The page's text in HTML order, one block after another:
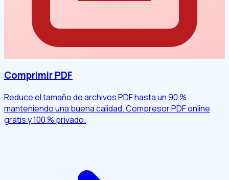
Comprimir PDF
Reduce el tamaño de archivos PDF hasta un 90 %
manteniendo una buena calidad. Compresor PDF online
gratis y 100 % privado.